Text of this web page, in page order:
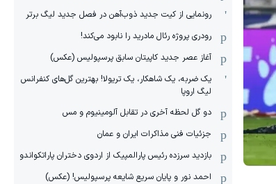
رونمایی از کیت جدید ذوب‌آهن در فصل جدید لیگ برتر
رودری پروژه رئال مادرید را نابود می‌کند!
آغاز عصر جدید کاپیتان سابق پرسپولیس (عکس)
یک ضربه، یک شاهکار، یک تریولا! بهترین گل‌های کنفرانس
لیگ اروپا
دو گل لحظه آخری در تقابل آلومینیوم و مس
جزئیات فنی مذاکرات ایران و عمان
بازدید سرزده رئیس پارالمپیک از اردوی دختران پاراتکواندو
احمد نور و پایان سریع شایعه پرسپولیس! (عکس)